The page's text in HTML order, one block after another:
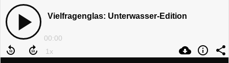
Vielfragenglas: Unterwasser-Edition
00:00